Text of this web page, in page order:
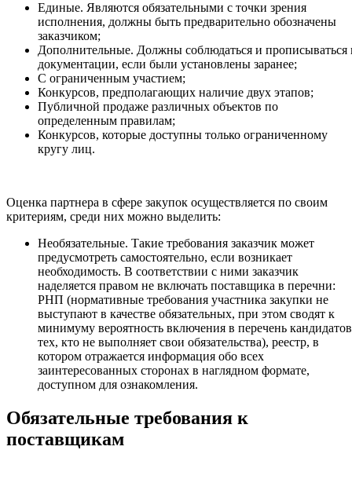
Единые. Являются обязательными с точки зрения
исполнения, должны быть предварительно обозначены
заказчиком;
Дополнительные. Должны соблюдаться и прописываться
документации, если были установлены заранее;
С ограниченным участием;
Конкурсов, предполагающих наличие двух этапов;
Публичной продаже различных объектов по
определенным правилам;
Конкурсов, которые доступны только ограниченному
кругу лиц.
Оценка партнера в сфере закупок осуществляется по своим
критериям, среди них можно выделить:
Необязательные. Такие требования заказчик может
предусмотреть самостоятельно, если возникает
необходимость. В соответствии с ними заказчик
наделяется правом не включать поставщика в перечни:
РНП (нормативные требования участника закупки не
выступают в качестве обязательных, при этом сводят к
минимуму вероятность включения в перечень
тех, кто не выполняет свои обязательства), реестр, в
котором отражается информация обо всех
заинтересованных сторонах в наглядном формате,
доступном для ознакомления.
Обязательные требования к
поставщикам